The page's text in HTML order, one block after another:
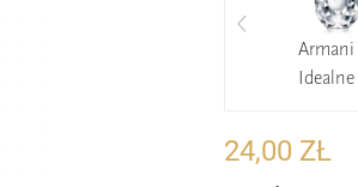
Armani
24,00 ZŁ